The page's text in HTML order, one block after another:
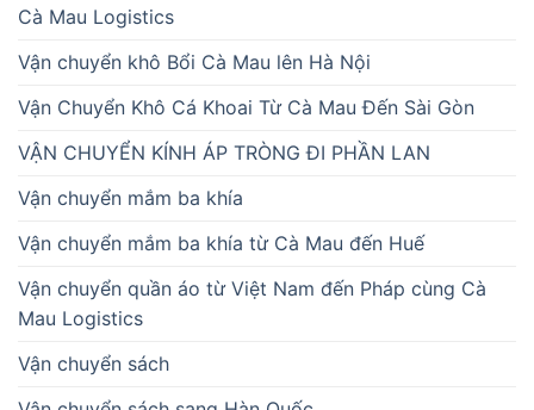
Cà Mau Logistics
Vận chuyển khô Bổi Cà Mau lên Hà Nội
Vận Chuyển Khô Cá Khoai Từ Cà Mau Đến Sài Gòn
VẬN CHUYỂN KÍNH ÁP TRÒNG ĐI PHẦN LAN
Vận chuyển mắm ba khía
Vận chuyển mắm ba khía từ Cà Mau đến Huế
Vận chuyển quần áo từ Việt Nam đến Pháp cùng Cà
Mau Logistics
Vận chuyển sách